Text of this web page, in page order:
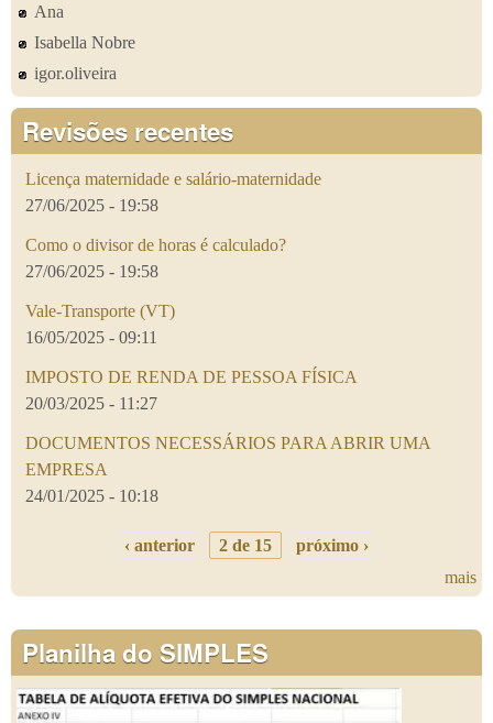
Ana
Isabella Nobre
igor.oliveira
Revisões recentes
Licença maternidade e salário-maternidade
27/06/2025 - 19:58
Como o divisor de horas é calculado?
27/06/2025 - 19:58
Vale-Transporte (VT)
16/05/2025 - 09:11
IMPOSTO DE RENDA DE PESSOA FÍSICA
20/03/2025 - 11:27
DOCUMENTOS NECESSÁRIOS PARA ABRIR UMA
EMPRESA
24/01/2025 - 10:18
‹ anterior 2 de 15
próximo ›
mais
Planilha do SIMPLES